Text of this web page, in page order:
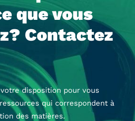
que vous
Contactez
disposition pour vous
qui correspondent à
des matières.